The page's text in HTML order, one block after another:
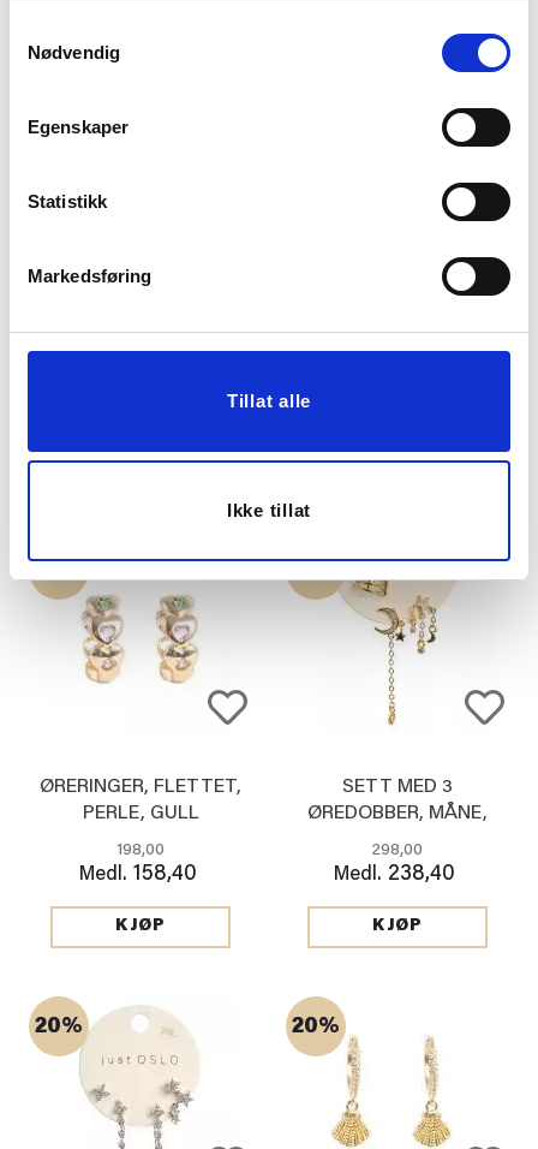
Nødvendig
Egenskaper
Statistikk
Markedsføring
Tillat alle
Ikke tillat
STORE ØRERINGER,
GULL
ØRERINGER, MOP,
STJERNE, GULL
ØRERINGER, FLETTET,
PERLE, GULL
198,00
Medl. 158,40
KJØP
SETT MED 3
ØREDOBBER, MÅNE,
GULL
298,00
Medl. 238,40
KJØP
20% 20%